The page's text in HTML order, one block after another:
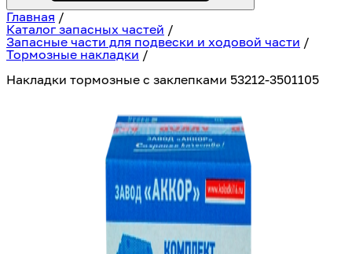
Главная /
Каталог запасных частей /
Запасные части для подвески и ходовой части /
Тормозные накладки /
Накладки тормозные с заклепками 53212-3501105